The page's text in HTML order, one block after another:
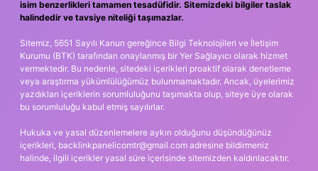
isim benzerlikleri tamamen tesadüfidir. Sitemizdeki bilgiler taslak
halindedir ve tavsiye niteliği taşımazlar.
Sitemiz, 5651 Sayılı Kanun gereğince Bilgi Teknolojileri ve İletişim
Kurumu (BTK) tarafından onaylanmış bir Yer Sağlayıcı olarak hizmet
vermektedir. Bu nedenle, sitedeki içerikleri proaktif olarak denetleme
veya araştırma yükümlülüğümüz bulunmamaktadır. Ancak, üyelerimiz
yazdıkları içeriklerin sorumluluğunu taşımakta olup, siteye üye olarak
bu sorumluluğu kabul etmiş sayılırlar.
Hukuka ve yasal düzenlemelere aykırı olduğunu düşündüğünüz
içerikleri, backlinkpanelicomtr@gmail.com adresine bildirmeniz
halinde, ilgili içerikler yasal süre içerisinde sitemizden kaldırılacaktır.